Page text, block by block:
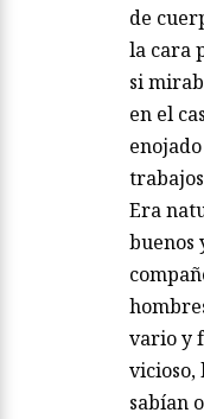
de
la cara
si
en el
Era
buenos
vario y
sabían